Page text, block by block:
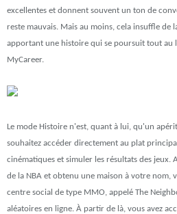
excellentes et donnent souvent un ton de
reste mauvais. Mais au moins, cela insuffle de
apportant une histoire qui se poursuit tout au
MyCareer.
Le mode Histoire n'est, quant à lui, qu'un
souhaitez accéder directement au plat
cinématiques et simuler les résultats des jeux.
de la NBA et obtenu une maison à votre nom,
centre social de type MMO, appelé The
aléatoires en ligne. À partir de là, vous avez